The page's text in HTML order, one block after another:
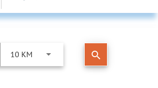
10 KM search